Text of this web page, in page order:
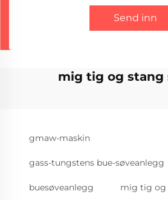
Send inn
mig tig og stang
gmaw-maskin
gass-tungstens bue-søveanlegg
buesøveanlegg mig tig og